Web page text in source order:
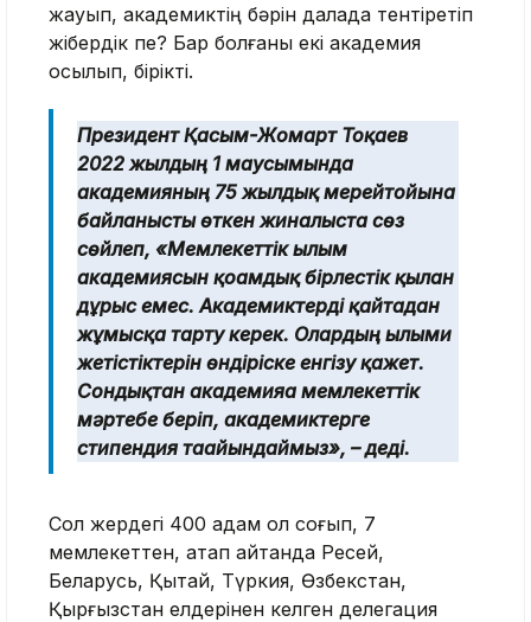
жауып, академиктің бәрін далада тентіретіп
жібердік пе? Бар болғаны екі академия
қосылып, бірікті.
Президент Қасым-Жомарт Тоқаев
2022 жылдың 1 маусымында
академияның 75 жылдық мерейтойына
байланысты өткен жиналыста сөз
сөйлеп, «Мемлекеттік ғылым
академиясын қоғамдық бірлестік қылған
дұрыс емес. Академиктерді қайтадан
жұмысқа тарту керек. Олардың ғылыми
жетістіктерін өндіріске енгізу қажет.
Сондықтан академияға мемлекеттік
мәртебе беріп, академиктерге
стипендия тағайындаймыз», – деді.
Сол жердегі 400 адам қол соғып, 7
мемлекеттен, атап айтқанда Ресей,
Беларусь, Қытай, Түркия, Өзбекстан,
Қырғызстан елдерінен келген делегация